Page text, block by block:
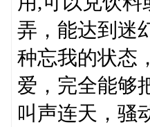
弄，能达到迷
种忘我的状态
爱，完全能够
叫声连天，骚